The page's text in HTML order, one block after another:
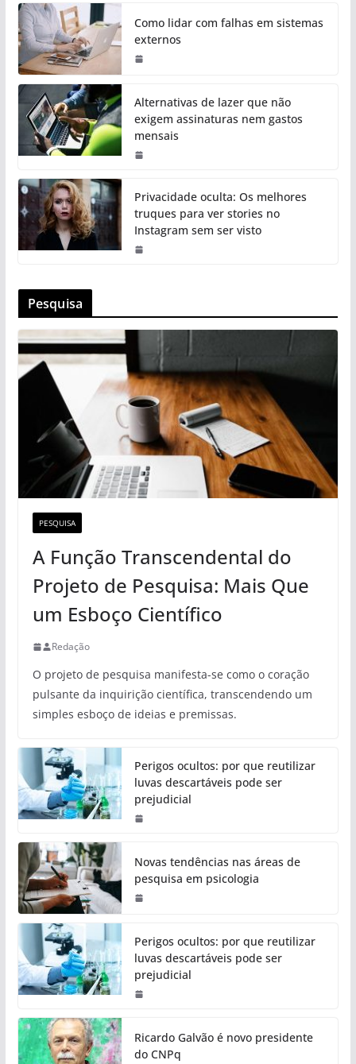
Como lidar com falhas em sistemas
externos
Alternativas de lazer que não
exigem assinaturas nem gastos
mensais
Privacidade oculta: Os melhores
truques para ver stories no
Instagram sem ser visto
Pesquisa
PESQUISA
A Função Transcendental do
Projeto de Pesquisa: Mais Que
um Esboço Científico
Redação
O projeto de pesquisa manifesta-se como o coração
pulsante da inquirição científica, transcendendo um
simples esboço de ideias e premissas.
Perigos ocultos: por que reutilizar
luvas descartáveis pode ser
prejudicial
Novas tendências nas áreas de
pesquisa em psicologia
Perigos ocultos: por que reutilizar
luvas descartáveis pode ser
prejudicial
Ricardo Galvão é novo presidente
do CNPq